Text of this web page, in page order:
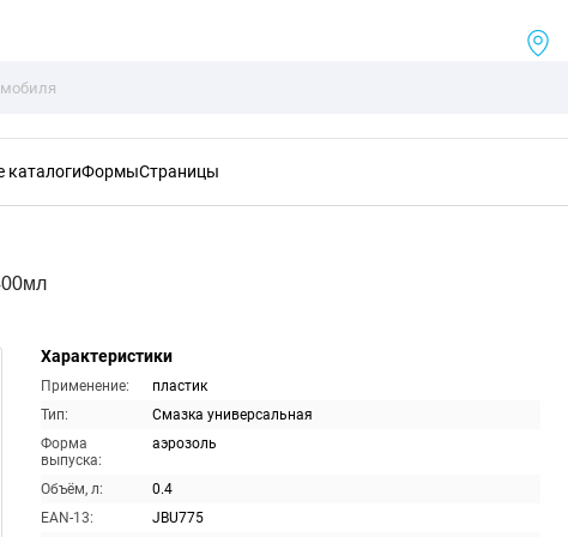
каталогиФормыСтраницы
Характеристики
Применение:
пластик
Тип:
Смазка универсальная
Форма
выпуска:
аэрозоль
Объём, л:
0.4
EAN-13:
JBU775